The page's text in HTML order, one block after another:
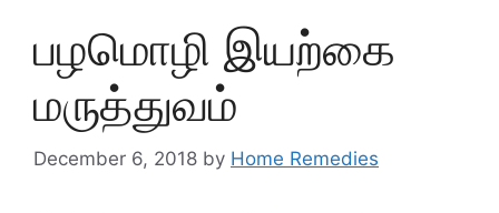
பழமொழி இயற்கை
மருத்துவம்
December 6, 2018 by Home Remedies